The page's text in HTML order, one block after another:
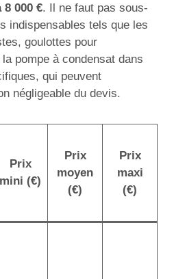
8 000 €. Il ne faut pas sous-
indispensables tels que les
goulottes pour
pompe à condensat dans
qui peuvent
négligeable du devis.
Prix
mini (€)
Prix
moyen
(€)
Prix
maxi
(€)